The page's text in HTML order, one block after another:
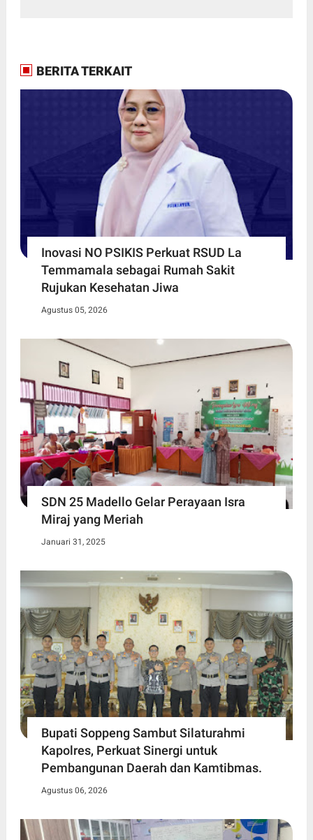
BERITA TERKAIT
Inovasi NO PSIKIS Perkuat RSUD La
Temmamala sebagai Rumah Sakit
Rujukan Kesehatan Jiwa
Agustus 05, 2026
SDN 25 Madello Gelar Perayaan Isra
Miraj yang Meriah
Januari 31, 2025
Bupati Soppeng Sambut Silaturahmi
Kapolres, Perkuat Sinergi untuk
Pembangunan Daerah dan Kamtibmas.
Agustus 06, 2026